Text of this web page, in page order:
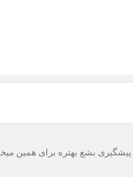
اقدام به پیشگیری بشع بهتره برای